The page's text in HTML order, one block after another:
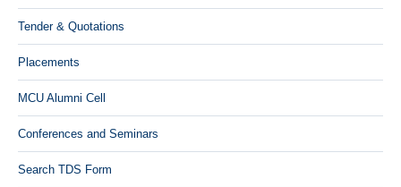
Tender & Quotations
Placements
MCU Alumni Cell
Conferences and Seminars
Search TDS Form